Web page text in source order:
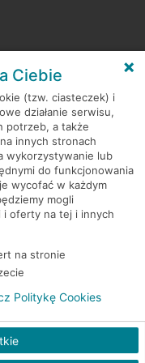
prawa zastrzeżone
Ciebie
(tzw. ciasteczek) i
działanie serwisu,
potrzeb, a także
innych stronach
wykorzystywanie lub
do funkcjonowania
wycofać w każdym
mogli
i oferty na tej i innych
na stronie
Politykę Cookies